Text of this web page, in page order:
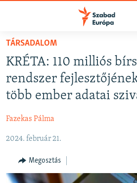
Akadálymentes
Ugrás
fő
oldalra
Ugrás
tartalomjegyzékre
NAPIRENDEN
AKTUÁLIS
PODCASTOK
ELEMZŐ
NER15
SZABADON
TÁRSADALOM
TÁRSADALOM
KRÉTA: 110 milliós
rendszer
több ember adatai
Fazekas Pálma
2024. február 21.
Megosztás
FELIRATKOZÁS